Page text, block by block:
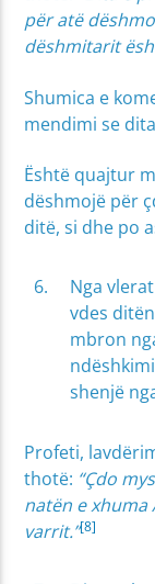
për atë
dëshmitarit
Shumica e
mendimi se
Është quajtur
dëshmojë për
ditë, si dhe po
Nga
vdes
mbron
shenjë
Profeti,
thotë: “Çdo
natën e xhuma
varrit.”[8]